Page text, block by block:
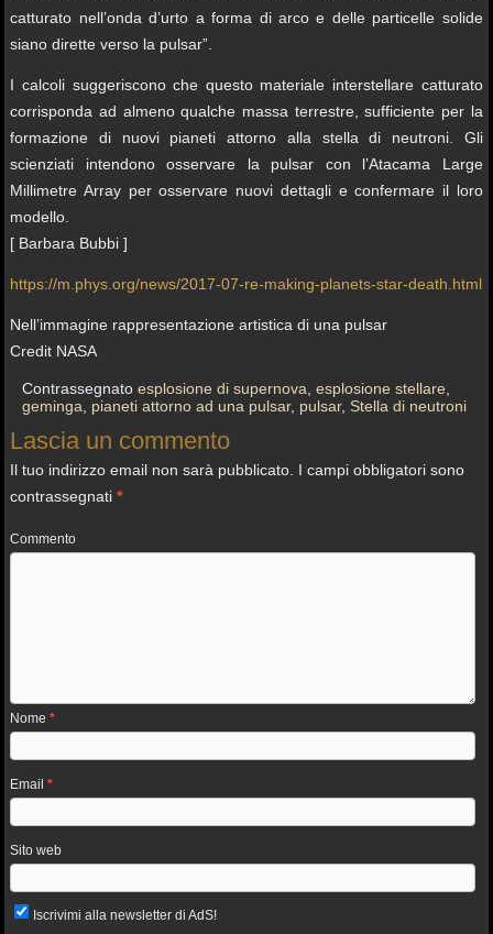
catturato nell’onda d’urto a forma di arco e delle particelle solide
siano dirette verso la pulsar”.
I calcoli suggeriscono che questo materiale interstellare catturato
corrisponda ad almeno qualche massa terrestre, sufficiente per la
formazione di nuovi pianeti attorno alla stella di neutroni. Gli
scienziati intendono osservare la pulsar con l’Atacama Large
Millimetre Array per osservare nuovi dettagli e confermare il loro
modello.
[ Barbara Bubbi ]
https://m.phys.org/news/2017-07-re-making-planets-star-death.html
Nell’immagine rappresentazione artistica di una pulsar
Credit NASA
Contrassegnato esplosione di supernova ,esplosione stellare
geminga
pianeti attorno ad una pulsar, pulsar, Stella di neutroni
Lascia un commento
Il tuo indirizzo email non sarà pubblicato. I campi obbligatori sono
contrassegnati*
Commento
Nome*
Email*
Sito web
Iscrivimi alla newsletter di AdS!